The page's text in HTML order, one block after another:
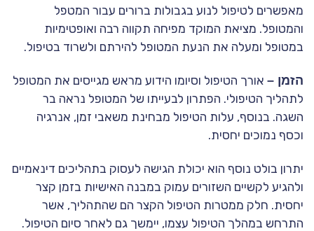
מאפשרים לטיפול לנוע בגבולות ברורים עבור המטפל
והמטופל. מציאת המוקד מפיחה תקווה רבה ואופטימיות
במטופל ומעלה את הנעת המטופל להירתם ולשרוד בטיפול.
הזמן – אורך הטיפול וסיומו הידוע מראש מגייסים את המטופל
לתהליך הטיפולי. הפתרון לבעייתו של המטופל נראה בר
השגה. בנוסף, עלות הטיפול מבחינת משאבי זמן, אנרגיה
וכסף נמוכים יחסית.
יתרון בולט נוסף הוא יכולת הגישה לעסוק בתהליכים דינאמיים
ולהגיע לקשיים השזורים עמוק במבנה האישיות בזמן קצר
יחסית. חלק ממטרות הטיפול הקצר הם שהתהליך, אשר
התרחש במהלך הטיפול עצמו, יימשך גם לאחר סיום הטיפול.